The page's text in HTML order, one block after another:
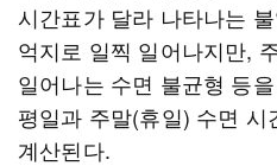
시간표가 달라 나타나는
억지로 일찍 일어나지만,
일어나는 수면 불균형 등
평일과 주말(휴일) 수면
계산된다.